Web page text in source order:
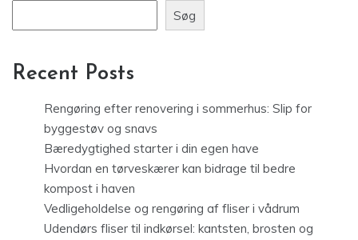
Søg
Recent Posts
Rengøring efter renovering i sommerhus: Slip for
byggestøv og snavs
Bæredygtighed starter i din egen have
Hvordan en tørveskærer kan bidrage til bedre
kompost i haven
Vedligeholdelse og rengøring af fliser i vådrum
Udendørs fliser til indkørsel: kantsten, brosten og